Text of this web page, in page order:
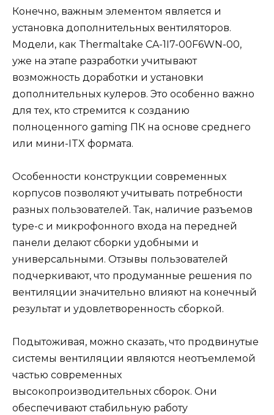
Конечно, важным элементом является и
установка дополнительных вентиляторов.
Модели, как Thermaltake CA-1I7-00F6WN-00,
уже на этапе разработки учитывают
возможность доработки и установки
дополнительных кулеров. Это особенно важно
для тех, кто стремится к созданию
полноценного gaming ПК на основе среднего
или мини-ITX формата.
Особенности конструкции современных
корпусов позволяют учитывать потребности
разных пользователей. Так, наличие разъемов
type-c и микрофонного входа на передней
панели делают сборки удобными и
универсальными. Отзывы пользователей
подчеркивают, что продуманные решения по
вентиляции значительно влияют на конечный
результат и удовлетворенность сборкой.
Подытоживая, можно сказать, что продвинутые
системы вентиляции являются неотъемлемой
частью современных
высокопроизводительных сборок. Они
обеспечивают стабильную работу